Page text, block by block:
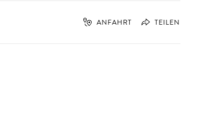
ANFAHRT TEILEN